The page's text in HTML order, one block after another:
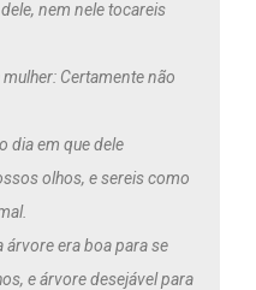
nem nele tocareis
Certamente não
dia em que dele
olhos, e sereis como
árvore era boa para se
e árvore desejável para